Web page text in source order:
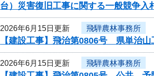
台）災害復旧工事に関する一般競争入
2026年6月15日更新 飛騨農林事務所
【建設工事】飛治第0806号 県単治
2026年6月15日更新 飛騨農林事務所